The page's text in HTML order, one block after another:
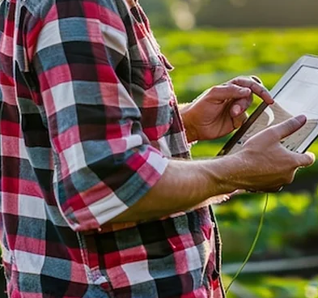
Ile arów ma hektar?
Przeliczanie powierzchni
z kalkulatorem